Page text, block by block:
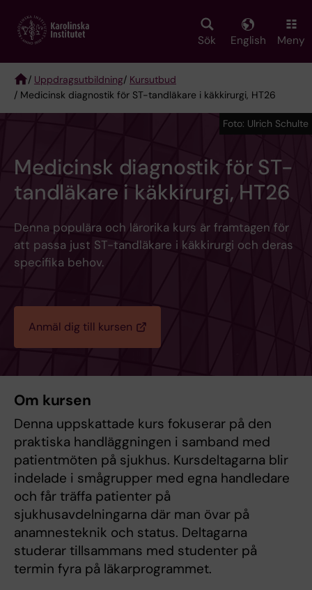
main
Sök English Meny
Breadcrumb
/ Uppdragsutbildning/ Kursutbud
/ Medicinsk diagnostik för ST-tandläkare i käkkirurgi, HT26
Foto: Ulrich Schulte
Medicinsk diagnostik för ST-
tandläkare i käkkirurgi, HT26
Denna populära och lärorika kurs är framtagen för
att passa just ST-tandläkare i käkkirurgi och deras
specifika behov.
Anmäl dig till kursen
Om kursen
Denna uppskattade kurs fokuserar på den
praktiska handläggningen i samband med
patientmöten på sjukhus. Kursdeltagarna blir
indelade i smågrupper med egna handledare
och får träffa patienter på
sjukhusavdelningarna där man övar på
anamnesteknik och status. Deltagarna
studerar tillsammans med studenter på
termin fyra på läkarprogrammet.